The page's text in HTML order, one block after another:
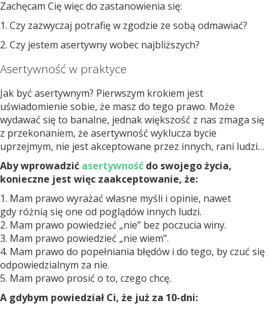
Zachęcam Cię więc do zastanowienia się:
1. Czy zazwyczaj potrafię w zgodzie ze sobą odmawiać?
2. Czy jestem asertywny wobec najbliższych?
Asertywność w praktyce
Jak być asertywnym? Pierwszym krokiem jest
uświadomienie sobie, że masz do tego prawo. Może
wydawać się to banalne, jednak większość z nas zmaga się
z przekonaniem, że asertywność wyklucza bycie
uprzejmym, nie jest akceptowane przez innych, rani ludzi…
Aby wprowadzić asertywność do swojego życia,
konieczne jest więc zaakceptowanie, że:
1. Mam prawo wyrażać własne myśli i opinie, nawet
gdy różnią się one od poglądów innych ludzi.
2. Mam prawo powiedzieć „nie” bez poczucia winy.
3. Mam prawo powiedzieć „nie wiem”.
4. Mam prawo do popełniania błędów i do tego, by czuć się
odpowiedzialnym za nie.
5. Mam prawo prosić o to, czego chcę.
A gdybym powiedział Ci, że już za 10-dni: